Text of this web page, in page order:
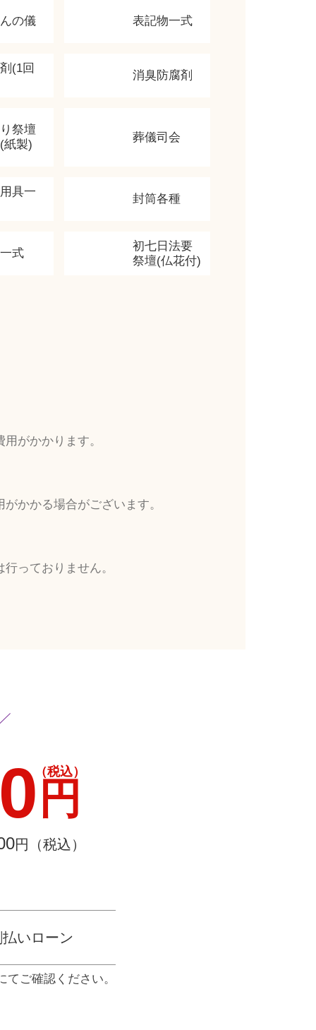
の儀 表記物一式
(1回
消臭防腐剤
祭壇
紙製)
葬儀司会
具一
封筒各種
式
初七日法要
祭壇(仏花付)
がかかります。
かかる場合がございます。
っておりません。
円
（税込）
円（税込）
いローン
ご確認ください。